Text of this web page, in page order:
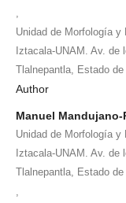
Unidad de Morfología y
Iztacala-UNAM. Av. de
Tlalnepantla, Estado
Author
Manuel Mandujano-
Unidad de Morfología y
Iztacala-UNAM. Av. de
Tlalnepantla, Estado